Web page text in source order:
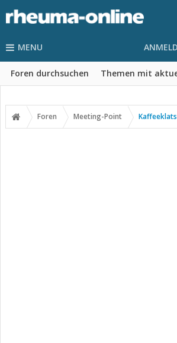
MENU
Foren durchsuchen Themen mit
Foren Meeting-Point